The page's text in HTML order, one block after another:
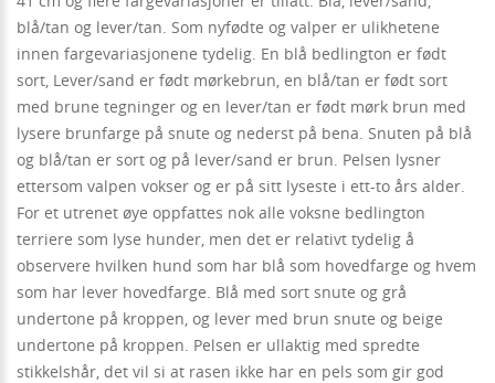
blå/tan og lever/tan. Som nyfødte og valper er ulikhetene
innen fargevariasjonene tydelig. En blå bedlington er født
sort, Lever/sand er født mørkebrun, en blå/tan er født sort
med brune tegninger og en lever/tan er født mørk brun med
lysere brunfarge på snute og nederst på bena. Snuten på blå
og blå/tan er sort og på lever/sand er brun. Pelsen lysner
ettersom valpen vokser og er på sitt lyseste i ett-to års alder.
For et utrenet øye oppfattes nok alle voksne bedlington
terriere som lyse hunder, men det er relativt tydelig å
observere hvilken hund som har blå som hovedfarge og hvem
som har lever hovedfarge. Blå med sort snute og grå
undertone på kroppen, og lever med brun snute og beige
undertone på kroppen. Pelsen er ullaktig med spredte
stikkelshår, det vil si at rasen ikke har en pels som gir god